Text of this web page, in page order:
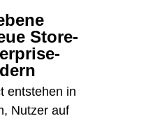
Store-
entstehen in
Nutzer auf